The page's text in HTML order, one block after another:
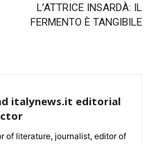
L’ATTRICE INSARDÀ: IL
FERMENTO È TANGIBILE
italynews.it editorial
of literature, journalist, editor of